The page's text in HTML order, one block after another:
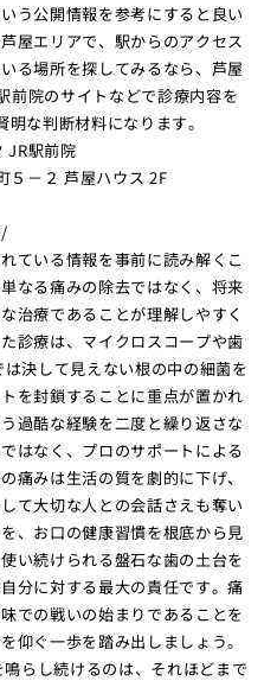
う公開情報を参考にすると良い
屋エリアで、駅からのアクセス
る場所を探してみるなら、芦屋
前院のサイトなどで診療内容を
な判断材料になります。
JR駅前院
５－２ 芦屋ハウス 2F
ている情報を事前に読み解くこ
なる痛みの除去ではなく、将来
治療であることが理解しやすく
診療は、マイクロスコープや歯
決して見えない根の中の細菌を
を封鎖することに重点が置かれ
過酷な経験を二度と繰り返さな
はなく、プロのサポートによる
痛みは生活の質を劇的に下げ、
て大切な人との会話さえも奪い
、お口の健康習慣を根底から見
い続けられる盤石な歯の土台を
分に対する最大の責任です。痛
での戦いの始まりであることを
仰ぐ一歩を踏み出しましょう。
らし続けるのは、それほどまで